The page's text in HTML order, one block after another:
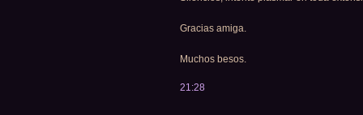
Gracias amiga.
Muchos besos.
21:28